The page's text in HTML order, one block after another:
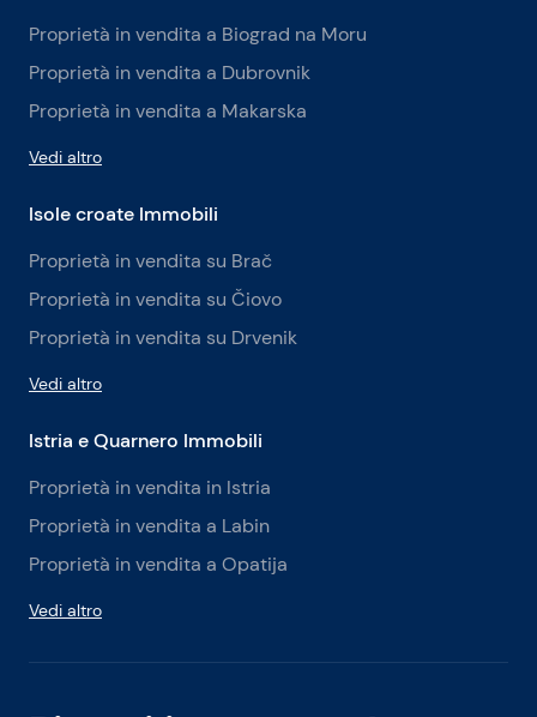
Proprietà in vendita a Biograd na Moru
Proprietà in vendita a Dubrovnik
Proprietà in vendita a Makarska
Vedi altro
Isole croate Immobili
Proprietà in vendita su Brač
Proprietà in vendita su Čiovo
Proprietà in vendita su Drvenik
Vedi altro
Istria e Quarnero Immobili
Proprietà in vendita in Istria
Proprietà in vendita a Labin
Proprietà in vendita a Opatija
Vedi altro